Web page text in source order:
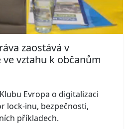
zaostává v
vztahu k občanům
Evropa o digitalizaci
lock-inu, bezpečnosti,
příkladech.